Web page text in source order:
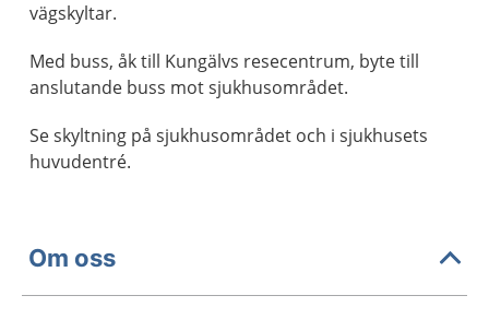
vägskyltar.
Med buss, åk till Kungälvs resecentrum, byte till
anslutande buss mot sjukhusområdet.
Se skyltning på sjukhusområdet och i sjukhusets
huvudentré.
Om oss